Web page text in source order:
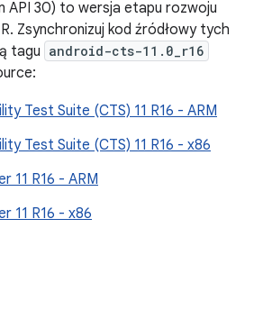
API 30) to wersja etapu rozwoju
Zsynchronizuj kod źródłowy tych
tagu android-cts-11.0_r16
Test Suite (CTS) 11 R16 - ARM
Test Suite (CTS) 11 R16 - x86
11 R16 - ARM
11 R16 - x86